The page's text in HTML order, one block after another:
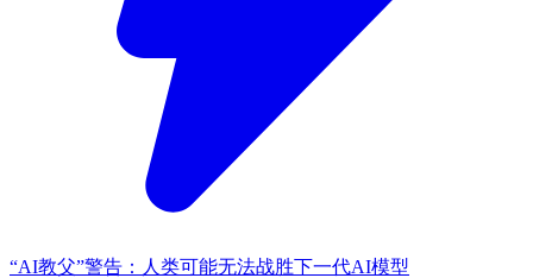
“AI教父”警告：人类可能无法战胜下一代AI模型